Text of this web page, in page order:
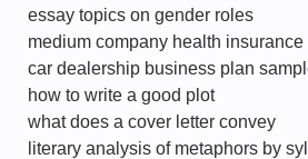
essay topics on gender roles
medium company health
car dealership business plan
how to write a good plot
what does a cover letter convey
literary analysis of metaphors by